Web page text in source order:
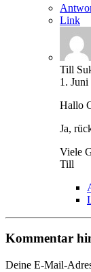
Link
Till
1. Juni
Hallo
Ja,
Viele
Till
Kommentar
Deine E-Mail-